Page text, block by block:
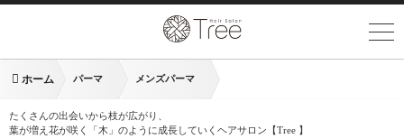
ホーム パーマ メンズパーマ
たくさんの出会いから枝が広がり、
葉が増え花が咲く「木」のように成長していくヘアサロン【Tree 】